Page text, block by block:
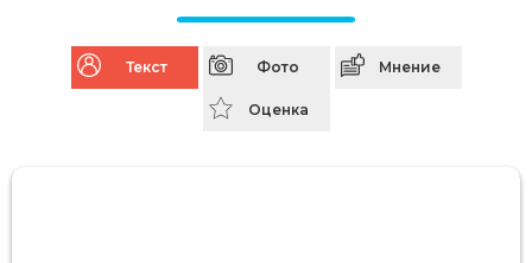
Текст Фото Мнение
Оценка